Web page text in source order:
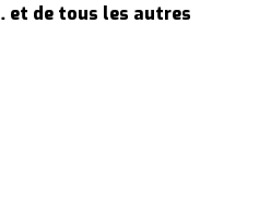
et de tous les autres